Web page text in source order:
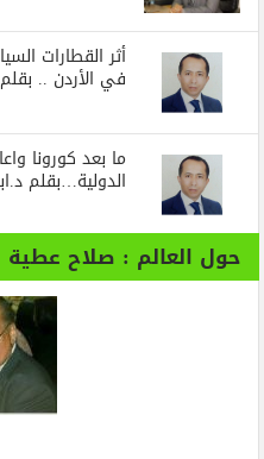
أثر القطارات
في الأردن ..
ما بعد كورونا
الدولية…بقلم
حول العالم : صلاح عطية